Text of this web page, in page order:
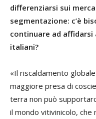
differenziarsi sui
segmentazione: c’è
continuare ad
italiani?
«Il riscaldamento
maggiore presa di
terra non può
il mondo vitivinicolo,